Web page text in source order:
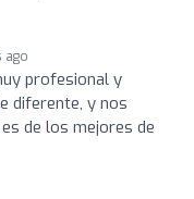
ago
profesional y
diferente, y nos
de los mejores de